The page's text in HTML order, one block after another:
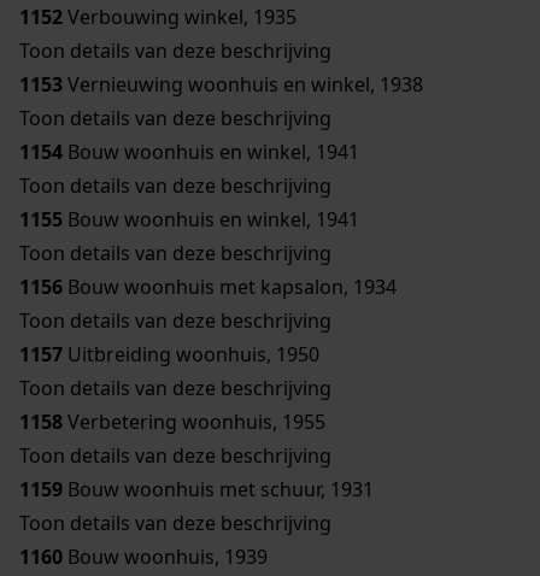
1152Verbouwing winkel, 1935
Toon details van deze beschrijving
1153Vernieuwing woonhuis en winkel, 1938
Toon details van deze beschrijving
1154 Bouw woonhuis en winkel, 1941
Toon details van deze beschrijving
1155 Bouw woonhuis en winkel, 1941
Toon details van deze beschrijving
1156 Bouw woonhuis met kapsalon, 1934
Toon details van deze beschrijving
1157 Uitbreiding woonhuis, 1950
Toon details van deze beschrijving
1158Verbetering woonhuis, 1955
Toon details van deze beschrijving
1159 Bouw woonhuis met schuur, 1931
Toon details van deze beschrijving
1160 Bouw woonhuis, 1939